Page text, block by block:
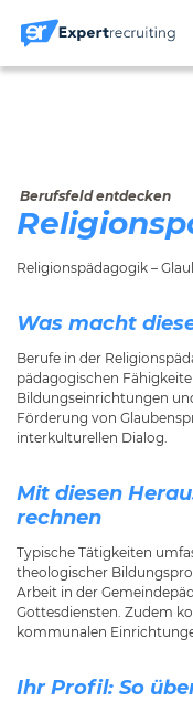
Berufsfeld entdecken
Religionspädagogik –
Was macht
Berufe in der
pädagogischen
Bildungseinrichtungen
Förderung von
interkulturellen Dialog.
Mit diesen
rechnen
Typische Tätigkeiten
theologischer
Arbeit in der
Gottesdiensten. Zudem
kommunalen
Ihr Profil: So